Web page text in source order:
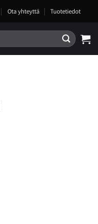
Ota yhteyttä Tuotetiedot